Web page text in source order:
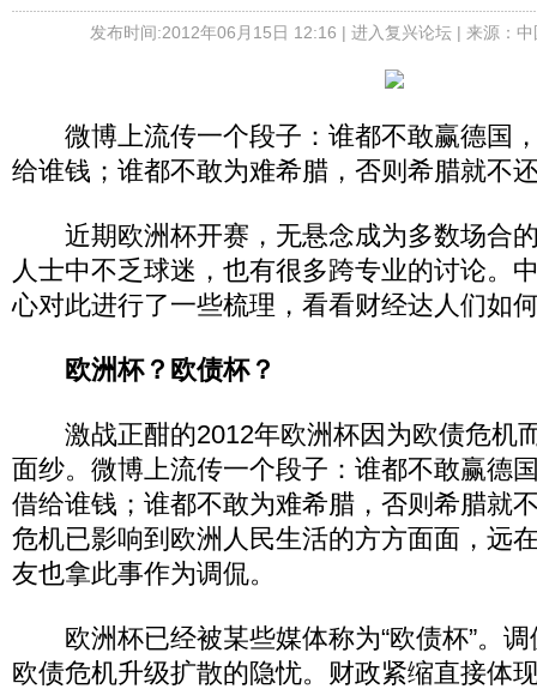
发布时间:2012年06月15日 12:16 | 进入复兴论坛| 来源：
微博上流传一个段子：谁都不敢赢德国
给谁钱；谁都不敢为难希腊，否则希腊就不
近期欧洲杯开赛，无悬念成为多数场合
人士中不乏球迷，也有很多跨专业的讨论。
心对此进行了一些梳理，看看财经达人们如
欧洲杯？欧债杯？
激战正酣的2012年欧洲杯因为欧债危机
面纱。微博上流传一个段子：谁都不敢赢德
借给谁钱；谁都不敢为难希腊，否则希腊就
危机已影响到欧洲人民生活的方方面面，远
友也拿此事作为调侃。
欧洲杯已经被某些媒体称为“欧债杯”。调
欧债危机升级扩散的隐忧。财政紧缩直接体